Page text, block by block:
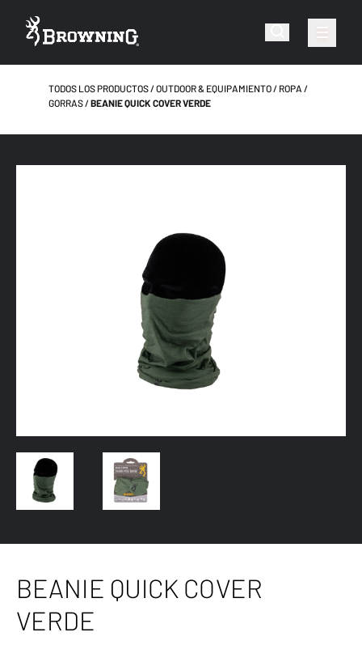
TODOS LOS PRODUCTOS OUTDOOR & EQUIPAMIENTO
ROPA
GORRAS
BEANIE QUICK COVER VERDE
BEANIE QUICK COVER
VERDE